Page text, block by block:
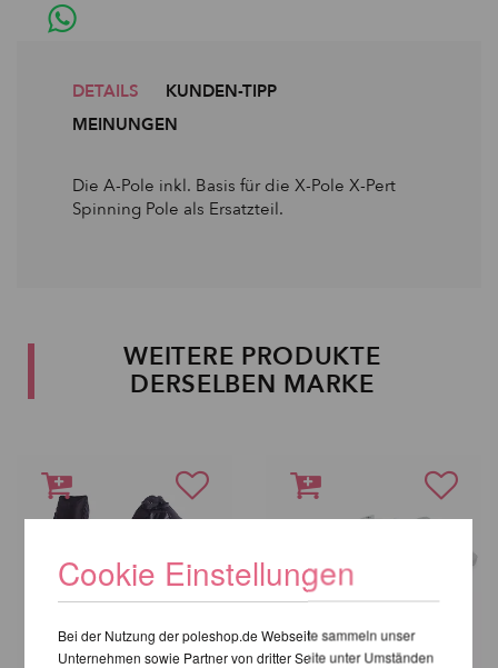
DETAILS
KUNDEN-TIPP
MEINUNGEN
Die A-Pole inkl. Basis für die X-Pole X-Pert
Spinning Pole als Ersatzteil.
WEITERE PRODUKTE
DERSELBEN MARKE
Cookie Einstellungen
Bei der Nutzung der poleshop.de Webseite sammeln unser
Unternehmen sowie Partner von dritter Seite unter Umständen